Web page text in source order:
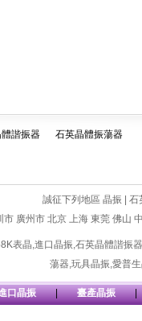
諧振器 石英晶體振蕩器
誠征下列地區 晶振 |
市 廣州市 北京 上海 東莞 佛山
表晶,進口晶振,石英晶體諧振器
蕩器,玩具晶振,愛普
口晶振 | 臺產晶振 |